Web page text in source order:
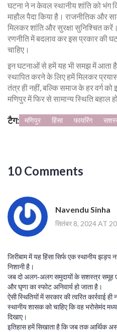
घटना ने न केवल स्थानीय शांति को भंग
माहौल पैदा किया है। राजनीतिक और
मिलकर शांति और सुरक्षा सुनिश्चित
रणनीति में बदलाव कर इस प्रकार की
चाहिए।
इन घटनाओं से हमें यह भी समझ में आता है
स्थापित करने के लिए हमें मिलकर
तंत्र ही नहीं, बल्कि समाज के हर वर्ग को
मणिपुर में फिर से सामान्य स्थिति बहाल
टैग: मणिपुर हिंसा फायरिंग
10 Comments
Navendu Sinha
सितंबर 8, 2024 AT
जिरीबाम में यह हिंसा सिर्फ एक स्थानीय झड़प
निशानी है।
जब दो अलग‑अलग समुदायों के सशस्त्र
और घृणा का स्फोट अनिवार्य हो जाता है।
ऐसी स्थितियों में सरकार की त्वरित कार्रवाई
स्थानीय शासक को चाहिए कि वह भरोसेमंद
दिखाए।
इतिहास हमें सिखाता है कि जब तक आर्थिक